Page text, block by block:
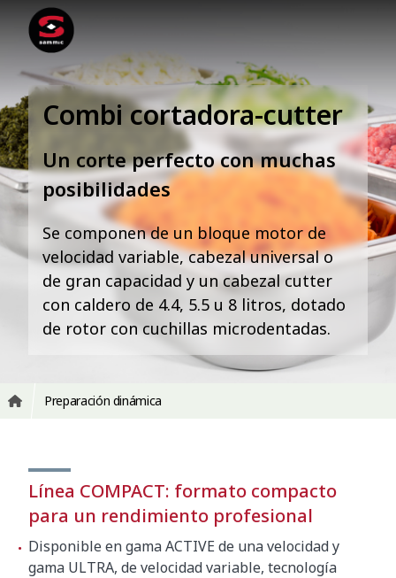
Combi cortadora-cutter
Un corte perfecto con muchas
posibilidades
Se componen de un bloque motor de
velocidad variable, cabezal universal o
de gran capacidad y un cabezal cutter
con caldero de 4.4, 5.5 u 8 litros, dotado
de rotor con cuchillas microdentadas.
Preparación dinámica
Línea COMPACT: formato compacto
para un rendimiento profesional
Disponible en gama ACTIVE de una velocidad y
gama ULTRA, de velocidad variable, tecnología